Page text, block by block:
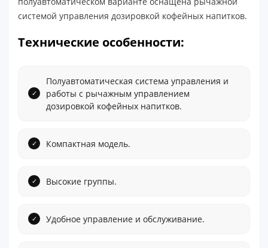
системой управления дозировкой кофейных напитков.
Технические особенности:
Полуавтоматическая система управления и
работы с рычажным управлением
дозировкой кофейных напитков.
Компактная модель.
Высокие группы.
Удобное управление и обслуживание.